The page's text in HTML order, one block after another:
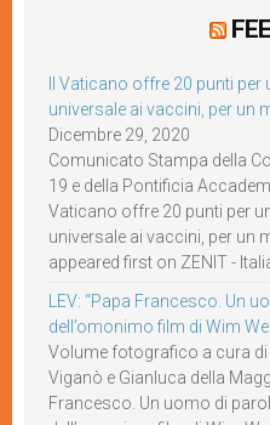
Il Vaticano offre 20 punti
universale ai vaccini, per un
Dicembre 29, 2020
Comunicato Stampa della
19 e della Pontificia
Vaticano offre 20 punti per
universale ai vaccini, per un
appeared first on ZENIT -
LEV: “Papa Francesco. Un
dell’omonimo film di Wim
Volume fotografico a cura
Viganò e Gianluca della
Francesco. Un uomo di